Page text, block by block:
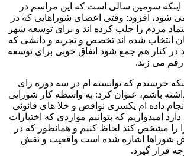
اینکه سومین سالی است که این مراسم در
شود، افزود: وقتی اعضای شوراهایی که در
مردم را جلب کرده اند و برای توسعه شهر
انتخاب شده اند تخصص و تجربه و دانشی که
در کنار هم جمع شود اتفاق خوبی برای توسعه
رقم می زند.
خرسندم که توانسته ام در سه دوره رای
باشم، عنوان کرد: به واسطه کار شورایی
داده ام یکسری نواقص و خلا های قانونی
امیدواریم که بتوانیم مواردی که اختیارات
را مشخص کند لحاظ کنیم و همانطور که در
شوراها اشاره شده است واقعیت و نقش
قرار گیرد.